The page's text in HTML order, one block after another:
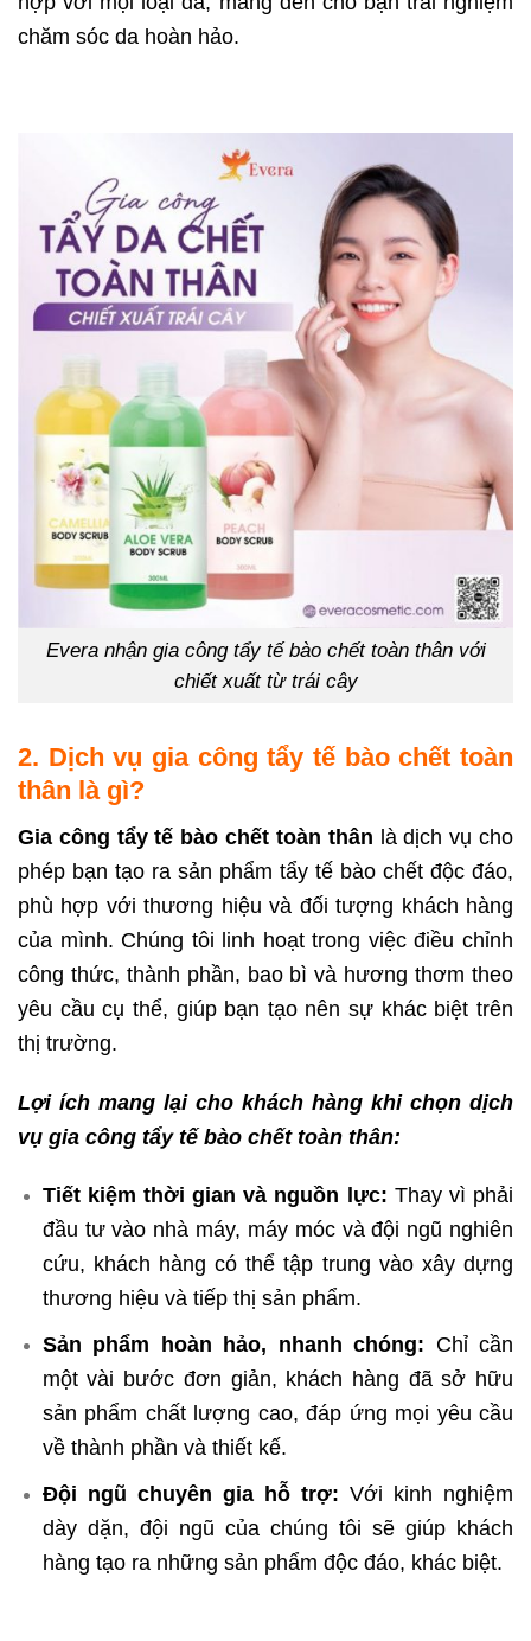
chăm sóc da hoàn hảo.
Evera nhận gia công tẩy tế bào chết toàn thân với
chiết xuất từ trái cây
2. Dịch vụ gia công tẩy tế bào chết toàn
thân là gì?
Gia công tẩy tế bào chết toàn thân là dịch vụ cho
phép bạn tạo ra sản phẩm tẩy tế bào chết độc đáo,
phù hợp với thương hiệu và đối tượng khách hàng
của mình. Chúng tôi linh hoạt trong việc điều chỉnh
công thức, thành phần, bao bì và hương thơm theo
yêu cầu cụ thể, giúp bạn tạo nên sự khác biệt trên
thị trường.
Lợi ích mang lại cho khách hàng khi chọn dịch
vụ gia công tẩy tế bào chết toàn thân:
Tiết kiệm thời gian và nguồn lực: Thay vì phải
đầu tư vào nhà máy, máy móc và đội ngũ nghiên
cứu, khách hàng có thể tập trung vào xây dựng
thương hiệu và tiếp thị sản phẩm.
Sản phẩm hoàn hảo, nhanh chóng: Chỉ cần
một vài bước đơn giản, khách hàng đã sở hữu
sản phẩm chất lượng cao, đáp ứng mọi yêu cầu
về thành phần và thiết kế.
Đội ngũ chuyên gia hỗ trợ: Với kinh nghiệm
dày dặn, đội ngũ của chúng tôi sẽ giúp khách
hàng tạo ra những sản phẩm độc đáo, khác biệt.